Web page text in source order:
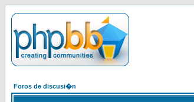
Foros de discusi�n